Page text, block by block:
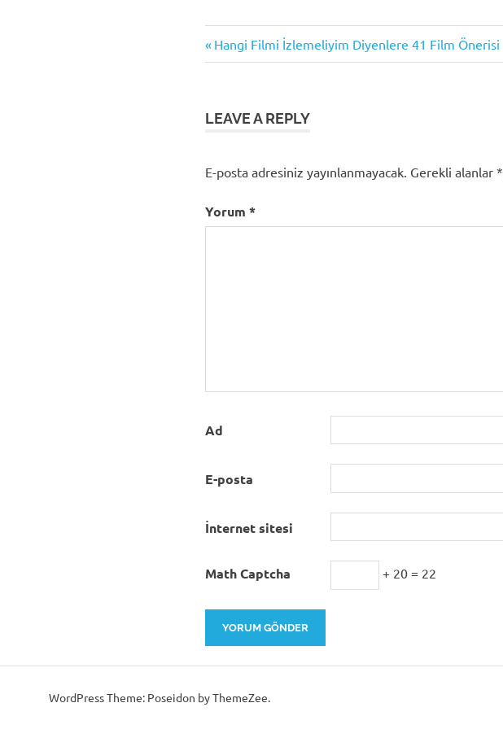
Yazı
Previous
Post:
Hangi Filmi İzlemeliyim Diyenlere 41 Film Önerisi
LEAVE A REPLY
E-posta adresiniz yayınlanmayacak. Gerekli alanlar *
Yorum *
Ad
E-posta
İnternet sitesi
Math Captcha + 20 = 22
WordPress Theme: Poseidon by ThemeZee.